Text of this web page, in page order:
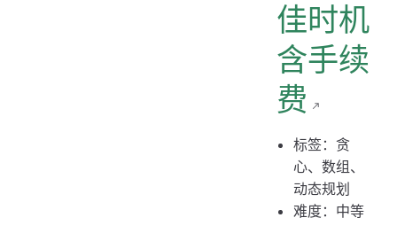
佳时机
含手续
费
标签：贪
心、数组、
动态规划
难度：中等